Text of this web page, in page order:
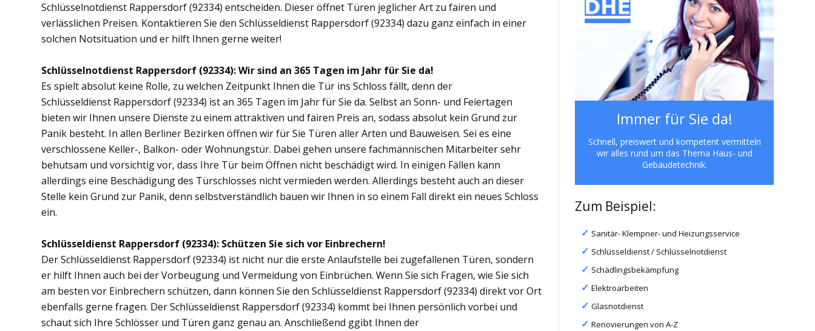
Immer für Sie da!
Schnell, preiswert und kompetent vermitteln
wir alles rund um das Thema Haus- und
Gebäudetechnik.
Zum Beispiel:
Sanitär- Klempner- und Heizungsservice
Schlüsseldienst / Schlüsselnotdienst
Schädlingsbekämpfung
Elektroarbeiten
Glasnotdienst
Renovierungen von A-Z
Schlüsselnotdienst Rappersdorf (92334) entscheiden. Dieser öffnet Türen jeglicher Art zu fairen und
verlässlichen Preisen. Kontaktieren Sie den Schlüsseldienst Rappersdorf (92334) dazu ganz einfach in einer
solchen Notsituation und er hilft Ihnen gerne weiter!
Schlüsselnotdienst Rappersdorf (92334): Wir sind an 365 Tagen im Jahr für Sie da!
Es spielt absolut keine Rolle, zu welchen Zeitpunkt Ihnen die Tür ins Schloss fällt, denn der
Schlüsseldienst Rappersdorf (92334) ist an 365 Tagen im Jahr für Sie da. Selbst an Sonn- und Feiertagen
bieten wir Ihnen unsere Dienste zu einem attraktiven und fairen Preis an, sodass absolut kein Grund zur
Panik besteht. In allen Berliner Bezirken öffnen wir für Sie Türen aller Arten und Bauweisen. Sei es eine
verschlossene Keller-, Balkon- oder Wohnungstür. Dabei gehen unsere fachmännischen Mitarbeiter sehr
behutsam und vorsichtig vor, dass Ihre Tür beim Öffnen nicht beschädigt wird. In einigen Fällen kann
allerdings eine Beschädigung des Türschlosses nicht vermieden werden. Allerdings besteht auch an dieser
Stelle kein Grund zur Panik, denn selbstverständlich bauen wir Ihnen in so einem Fall direkt ein neues Schloss
ein.
Schlüsseldienst Rappersdorf (92334): Schützen Sie sich vor Einbrechern!
Der Schlüsseldienst Rappersdorf (92334) ist nicht nur die erste Anlaufstelle bei zugefallenen Türen, sondern
er hilft Ihnen auch bei der Vorbeugung und Vermeidung von Einbrüchen. Wenn Sie sich Fragen, wie Sie sich
am besten vor Einbrechern schützen, dann können Sie den Schlüsseldienst Rappersdorf (92334) direkt vor Ort
ebenfalls gerne fragen. Der Schlüsseldienst Rappersdorf (92334) kommt bei Ihnen persönlich vorbei und
schaut sich Ihre Schlösser und Türen ganz genau an. Anschließend ggibt Ihnen der